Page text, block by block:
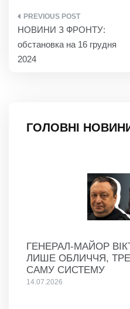
НАВІГАЦІЯ
ЗАПИСІВ
НОВИНИ З ФРОНТУ:
обстановка на 16 грудня
2024
ГОЛОВНІ
ГЕНЕРАЛ-МАЙОР
ЛИШЕ ОБЛИЧЧЯ,
САМУ СИСТЕМУ
14.07.2026